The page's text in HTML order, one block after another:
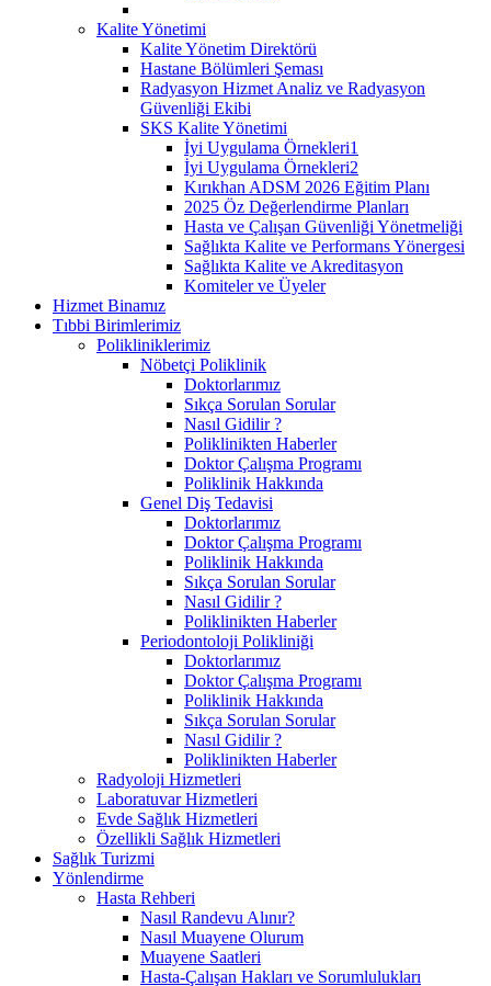
Kalite Yönetimi
Kalite Yönetim Direktörü
Hastane Bölümleri Şeması
Radyasyon Hizmet Analiz ve Radyasyon
Güvenliği Ekibi
SKS Kalite Yönetimi
İyi Uygulama Örnekleri1
İyi Uygulama Örnekleri2
Kırıkhan ADSM 2026 Eğitim Planı
2025 Öz Değerlendirme Planları
Hasta ve Çalışan Güvenliği Yönetmeliği
Sağlıkta Kalite ve Performans Yönergesi
Sağlıkta Kalite ve Akreditasyon
Komiteler ve Üyeler
Hizmet Binamız
Tıbbi Birimlerimiz
Polikliniklerimiz
Nöbetçi Poliklinik
Doktorlarımız
Sıkça Sorulan Sorular
Nasıl Gidilir ?
Poliklinikten Haberler
Doktor Çalışma Programı
Poliklinik Hakkında
Genel Diş Tedavisi
Doktorlarımız
Doktor Çalışma Programı
Poliklinik Hakkında
Sıkça Sorulan Sorular
Nasıl Gidilir ?
Poliklinikten Haberler
Periodontoloji Polikliniği
Doktorlarımız
Doktor Çalışma Programı
Poliklinik Hakkında
Sıkça Sorulan Sorular
Nasıl Gidilir ?
Poliklinikten Haberler
Radyoloji Hizmetleri
Laboratuvar Hizmetleri
Evde Sağlık Hizmetleri
Özellikli Sağlık Hizmetleri
Sağlık Turizmi
Yönlendirme
Hasta Rehberi
Nasıl Randevu Alınır?
Nasıl Muayene Olurum
Muayene Saatleri
Hasta-Çalışan Hakları ve Sorumlulukları